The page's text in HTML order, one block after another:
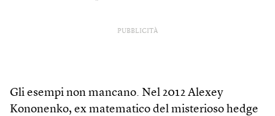
PUBBLICITÀ
Gli esempi non mancano. Nel 2012 Alexey
Kononenko, ex matematico del misterioso hedge